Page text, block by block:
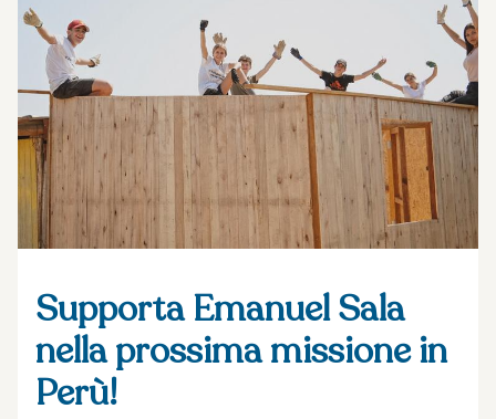
Supporta Emanuel Sala
nella prossima missione in
Perù!